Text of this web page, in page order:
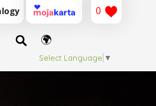
0
Select Language ▼